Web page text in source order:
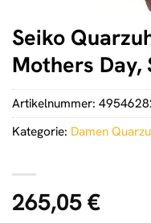
Seiko
Mothers Day,
265,05€
Artikelnummer:
Kategorie: Damen